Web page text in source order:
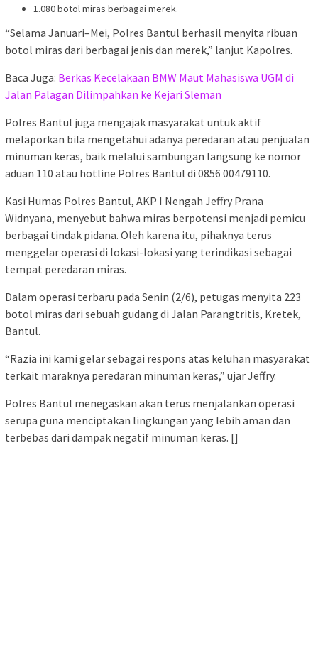
1.080 botol miras berbagai merek.
“Selama Januari–Mei, Polres Bantul berhasil menyita ribuan
botol miras dari berbagai jenis dan merek,” lanjut Kapolres.
Baca Juga: Berkas Kecelakaan BMW Maut Mahasiswa UGM di
Jalan Palagan Dilimpahkan ke Kejari Sleman
Polres Bantul juga mengajak masyarakat untuk aktif
melaporkan bila mengetahui adanya peredaran atau penjualan
minuman keras, baik melalui sambungan langsung ke nomor
aduan 110 atau hotline Polres Bantul di 0856 00479110.
Kasi Humas Polres Bantul, AKP I Nengah Jeffry Prana
Widnyana, menyebut bahwa miras berpotensi menjadi pemicu
berbagai tindak pidana. Oleh karena itu, pihaknya terus
menggelar operasi di lokasi-lokasi yang terindikasi sebagai
tempat peredaran miras.
Dalam operasi terbaru pada Senin (2/6), petugas menyita 223
botol miras dari sebuah gudang di Jalan Parangtritis, Kretek,
Bantul.
“Razia ini kami gelar sebagai respons atas keluhan masyarakat
terkait maraknya peredaran minuman keras,” ujar Jeffry.
Polres Bantul menegaskan akan terus menjalankan operasi
serupa guna menciptakan lingkungan yang lebih aman dan
terbebas dari dampak negatif minuman keras. []